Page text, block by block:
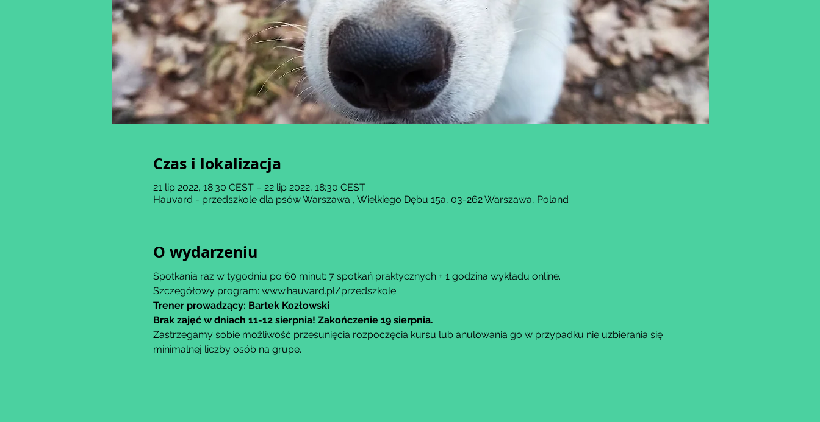
Czas i lokalizacja
21 lip 2022, 18:30 CEST – 22 lip 2022, 18:30 CEST
Hauvard - przedszkole dla psów Warszawa , Wielkiego Dębu 15a, 03-262 Warszawa, Poland
O wydarzeniu
Spotkania raz w tygodniu po 60 minut: 7 spotkań praktycznych + 1 godzina wykładu online.
Szczegółowy program: www.hauvard.pl/przedszkole
Trener prowadzący: Bartek Kozłowski
Brak zajęć w dniach 11-12 sierpnia! Zakończenie 19 sierpnia.
Zastrzegamy sobie możliwość przesunięcia rozpoczęcia kursu lub anulowania go w przypadku nie uzbierania się
minimalnej liczby osób na grupę.